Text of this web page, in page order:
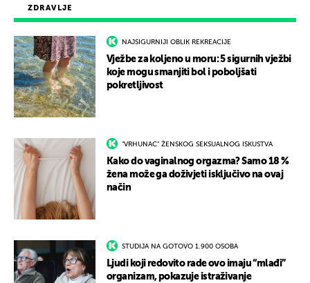
ZDRAVLJE
NAJSIGURNIJI OBLIK REKREACIJE
Vježbe za koljeno u moru: 5 sigurnih vježbi
koje mogu smanjiti bol i poboljšati
pokretljivost
"VRHUNAC" ŽENSKOG SEKSUALNOG ISKUSTVA
Kako do vaginalnog orgazma? Samo 18 %
žena može ga doživjeti isključivo na ovaj
način
STUDIJA NA GOTOVO 1.900 OSOBA
Ljudi koji redovito rade ovo imaju “mlađi”
organizam, pokazuje istraživanje